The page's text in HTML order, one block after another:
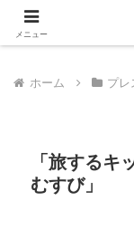
ホーム プレ
「旅する
むすび」
メニュー